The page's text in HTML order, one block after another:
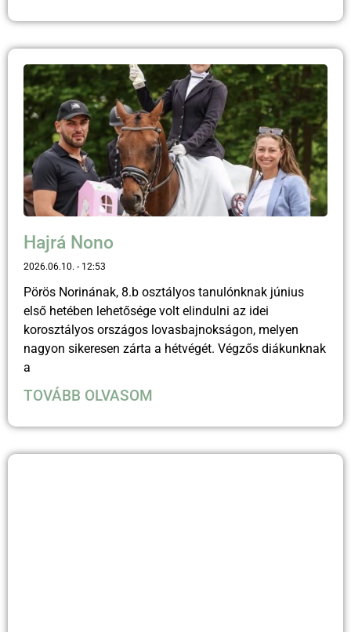
Hajrá Nono
2026.06.10. 12:53
Pörös Norinának, 8.b osztályos tanulónknak június
első hetében lehetősége volt elindulni az idei
korosztályos országos lovasbajnokságon, melyen
nagyon sikeresen zárta a hétvégét. Végzős diákunknak
a
TOVÁBB OLVASOM